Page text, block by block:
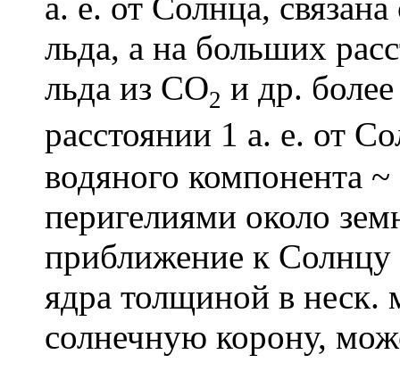
а. е. от Солнца,
льда, а на больших
льда из СО2 и др.
расстоянии 1 а. е. от
водяного компонента ~
перигелиями около
приближение к Солнцу
ядра толщиной в
солнечную корону,